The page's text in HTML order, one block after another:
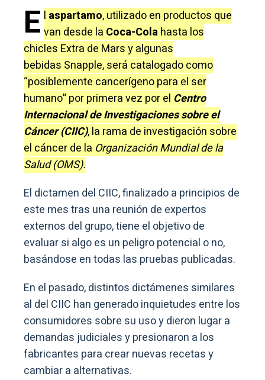
E l aspartamo, utilizado en productos que
van desde la Coca-Colahasta los
chicles Extra de Mars y algunas
bebidas Snapple, será catalogado como
“posiblemente cancerígeno para el ser
humano” por primera vez por el Centro
Internacional de Investigaciones sobre el
Cáncer (CIIC), la rama de investigación sobre
el cáncer de la Organización Mundial de la
Salud (OMS).
El dictamen del CIIC, finalizado a principios de
este mes tras una reunión de expertos
externos del grupo, tiene el objetivo de
evaluar si algo es un peligro potencial o no,
basándose en todas las pruebas publicadas.
En el pasado, distintos dictámenes similares
al del CIIC han generado inquietudes entre los
consumidores sobre su uso y dieron lugar a
demandas judiciales y presionaron a los
fabricantes para crear nuevas recetas y
cambiar a alternativas.